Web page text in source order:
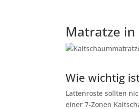
Matratze in
Wie wichtig
Lattenroste sollten
einer 7-Zonen